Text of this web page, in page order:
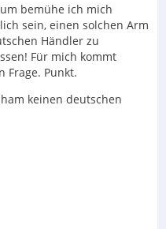
bemühe ich mich
sein, einen solchen Arm
Händler zu
Für mich kommt
Frage. Punkt.
keinen deutschen